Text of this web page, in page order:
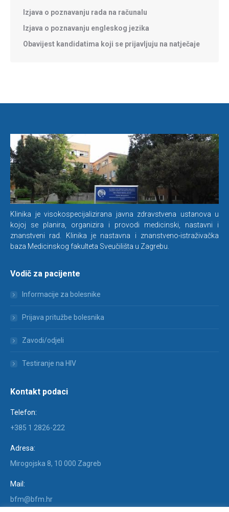
Izjava o poznavanju rada na računalu
Izjava o poznavanju engleskog jezika
Obavijest kandidatima koji se prijavljuju na natječaje
Klinika je visokospecijalizirana javna zdravstvena ustanova u
kojoj se planira, organizira i provodi medicinski, nastavni i
znanstveni rad. Klinika je nastavna i znanstveno-istraživačka
baza Medicinskog fakulteta Sveučilišta u Zagrebu.
Vodič za pacijente
Informacije za bolesnike
Prijava pritužbe bolesnika
Zavodi/odjeli
Testiranje na HIV
Kontakt podaci
Telefon:
+385 1 2826-222
Adresa:
Mirogojska 8, 10 000 Zagreb
Mail:
bfm@bfm.hr